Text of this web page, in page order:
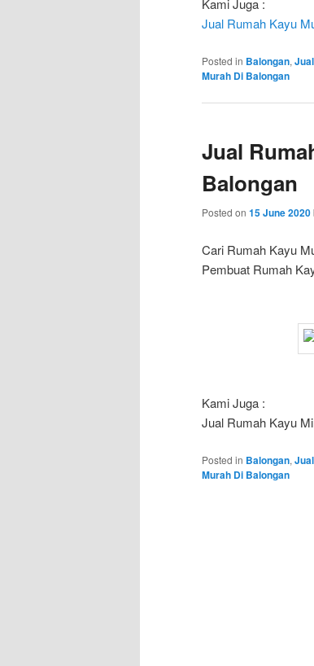
Kami Juga :
Jual Rumah Kayu
Posted in Balongan, Jual
Murah Di Balongan
Jual
Balongan
Posted on 15 June 2020
Cari Rumah Kayu
Pembuat Rumah
Kami Juga :
Jual Rumah Kayu
Posted in Balongan, Jual
Murah Di Balongan